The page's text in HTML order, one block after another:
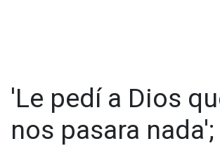
'Le pedí a Dios
nos pasara nada';